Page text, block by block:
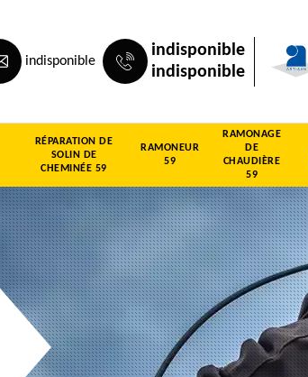
indisponible
indisponible
indisponible
RÉPARATION DE
SOLIN DE
CHEMINÉE 59
RAMONEUR
59
RAMONAGE
DE
CHAUDIÈRE
59